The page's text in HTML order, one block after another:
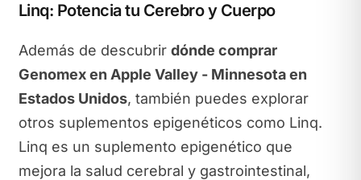
Linq: Potencia tu Cerebro y Cuerpo
Además de descubrir dónde comprar
Genomex en Apple Valley - Minnesota en
Estados Unidos, también puedes explorar
otros suplementos epigenéticos como Linq.
Linq es un suplemento epigenético que
mejora la salud cerebral y gastrointestinal,